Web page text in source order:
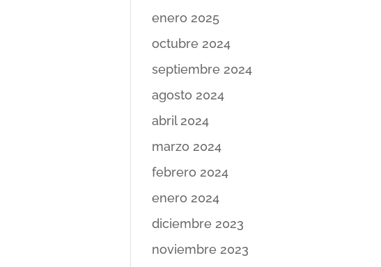
enero 2025
octubre 2024
septiembre 2024
agosto 2024
abril 2024
marzo 2024
febrero 2024
enero 2024
diciembre 2023
noviembre 2023